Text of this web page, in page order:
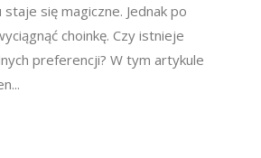
się magiczne. Jednak po
choinkę. Czy istnieje
preferencji? W tym artykule